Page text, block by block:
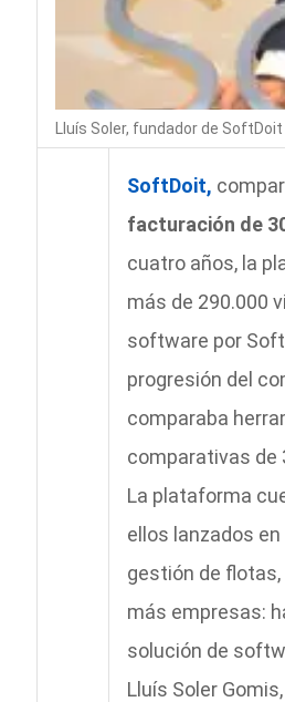
Lluís Soler, fundador de SoftDoit
SoftDoit,
facturación de
cuatro años, la
más de 290.000
software por
progresión del
comparaba
comparativas de
La plataforma
ellos lanzados en
gestión de
más empresas:
solución de
Lluís Soler